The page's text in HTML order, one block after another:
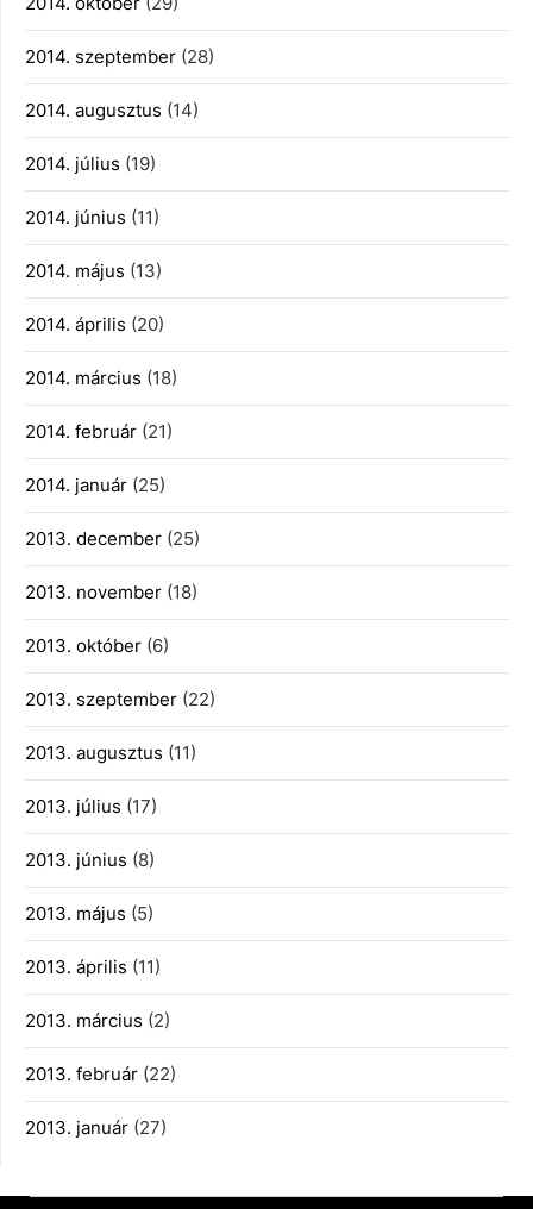
2014. szeptember (28)
2014. augusztus (14)
2014. július (19)
2014. június (11)
2014. május (13)
2014. április (20)
2014. március (18)
2014. február (21)
2014. január (25)
2013. december (25)
2013. november (18)
2013. október (6)
2013. szeptember (22)
2013. augusztus (11)
2013. július (17)
2013. június (8)
2013. május (5)
2013. április (11)
2013. március (2)
2013. február (22)
2013. január (27)